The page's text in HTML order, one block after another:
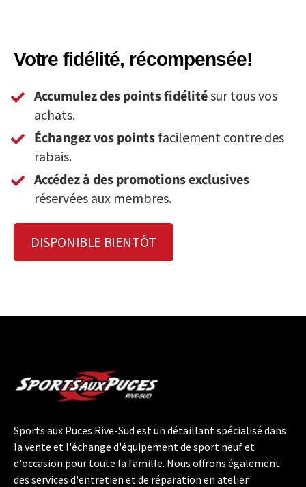
Votre fidélité, récompensée!
Accumulez des points fidélitésur tous vos
achats.
Échangez vos points facilement contre des
rabais.
Accédez à des promotions exclusives
réservées aux membres.
DISPONIBLE BIENTÔT
Sports aux Puces Rive-Sud est un détaillant spécialisé dans
la vente et l'échange d'équipement de sport neuf et
d'occasion pour toute la famille. Nous offrons également
des services d'entretien et de réparation en atelier.